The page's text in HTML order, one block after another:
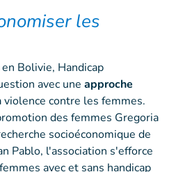
les
Bolivie, Handicap
avec une approche
violence contre les femmes.
des femmes Gregoria
socioéconomique de
Pablo, l'association s'efforce
avec et sans handicap